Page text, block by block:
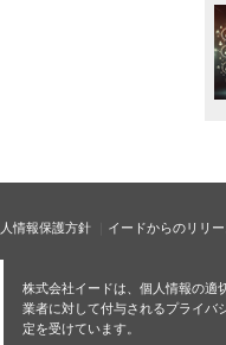
情報保護方針 イードからのリリ
株式会社イードは、個人情報の適
業者に対して付与されるプライバ
定を受けています。